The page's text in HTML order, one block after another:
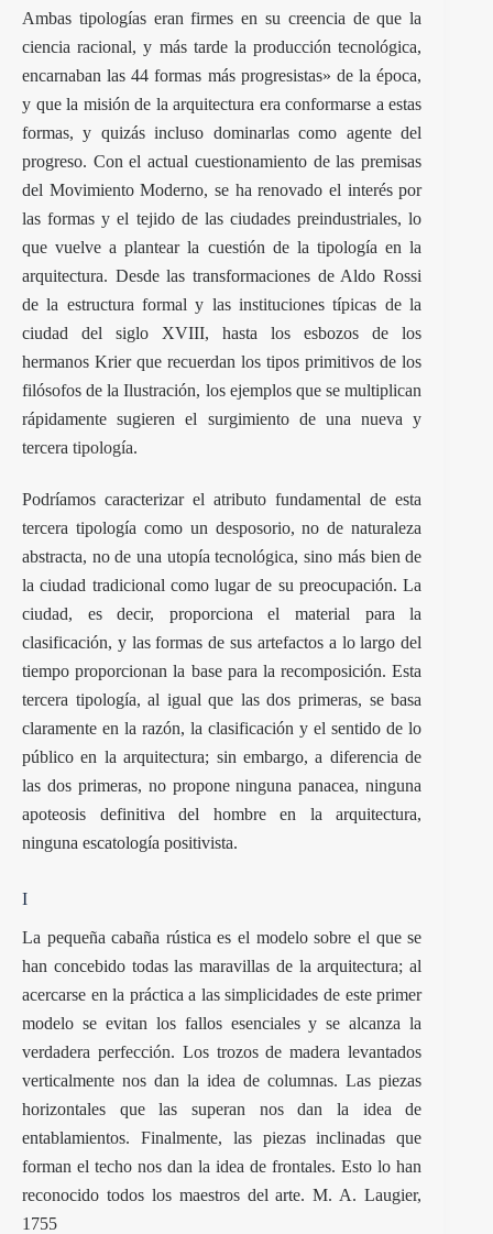
Ambas tipologías eran firmes en su creencia de que la
ciencia racional, y más tarde la producción tecnológica,
encarnaban las 44 formas más progresistas» de la época,
y que la misión de la arquitectura era conformarse a estas
formas, y quizás incluso dominarlas como agente del
progreso. Con el actual cuestionamiento de las premisas
del Movimiento Moderno, se ha renovado el interés por
las formas y el tejido de las ciudades preindustriales, lo
que vuelve a plantear la cuestión de la tipología en la
arquitectura. Desde las transformaciones de Aldo Rossi
de la estructura formal y las instituciones típicas de la
ciudad del siglo XVIII, hasta los esbozos de los
hermanos Krier que recuerdan los tipos primitivos de los
filósofos de la Ilustración, los ejemplos que se multiplican
rápidamente sugieren el surgimiento de una nueva y
tercera tipología.
Podríamos caracterizar el atributo fundamental de esta
tercera tipología como un desposorio, no de naturaleza
abstracta, no de una utopía tecnológica, sino más bien de
la ciudad tradicional como lugar de su preocupación. La
ciudad, es decir, proporciona el material para la
clasificación, y las formas de sus artefactos a lo largo del
tiempo proporcionan la base para la recomposición. Esta
tercera tipología, al igual que las dos primeras, se basa
claramente en la razón, la clasificación y el sentido de lo
público en la arquitectura; sin embargo, a diferencia de
las dos primeras, no propone ninguna panacea, ninguna
apoteosis definitiva del hombre en la arquitectura,
ninguna escatología positivista.
I
La pequeña cabaña rústica es el modelo sobre el que se
han concebido todas las maravillas de la arquitectura; al
acercarse en la práctica a las simplicidades de este primer
modelo se evitan los fallos esenciales y se alcanza la
verdadera perfección. Los trozos de madera levantados
verticalmente nos dan la idea de columnas. Las piezas
horizontales que las superan nos dan la idea de
entablamientos. Finalmente, las piezas inclinadas que
forman el techo nos dan la idea de frontales. Esto lo han
reconocido todos los maestros del arte. M. A. Laugier,
1755